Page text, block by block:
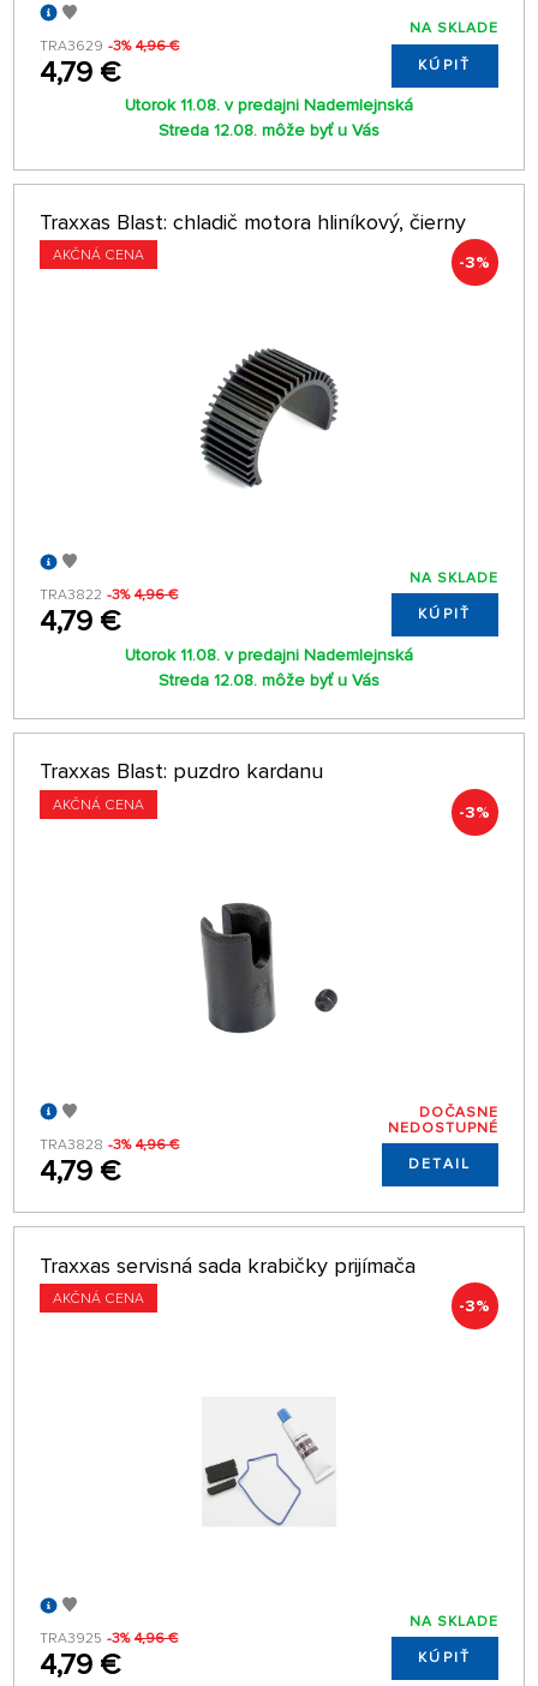
TRA3629 -3% 4,96 €
4,79 €
NA SKLADE
KÚPIŤ
Utorok 11.08. v predajni Nademlejnská
Streda 12.08. môže byť u Vás
Traxxas Blast: chladič motora hliníkový, čierny
AKČNÁ CENA -3%
TRA3822 -3% 4,96 €
4,79 €
NA SKLADE
KÚPIŤ
Utorok 11.08. v predajni Nademlejnská
Streda 12.08. môže byť u Vás
Traxxas Blast: puzdro kardanu
AKČNÁ CENA -3%
TRA3828 -3% 4,96 €
4,79 €
DOČASNE
NEDOSTUPNÉ
DETAIL
Traxxas servisná sada krabičky prijímača
AKČNÁ CENA -3%
TRA3925 -3% 4,96 €
4,79 €
NA SKLADE
KÚPIŤ